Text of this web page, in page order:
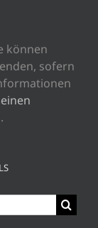
können
sofern
.